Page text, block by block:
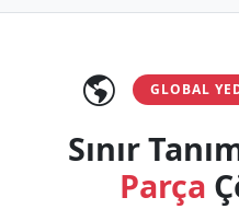
GLOBAL
Sınır
Parça